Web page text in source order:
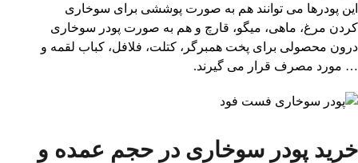
این پودرها می توانند هم به صورت پوششی برای سوخاری
کردن مرغ، ماهی، میگو، قارچ و هم به صورت پودر سوخاری
درون محصولی برای پخت همبرگر، کتلت، فلافل، کباب لقمه و
… مورد مصرف قرار می گیرند.
خرید پودر سوخاری در حجم عمده و